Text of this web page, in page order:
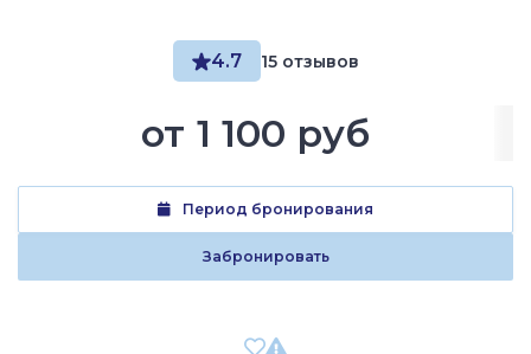
4.7 15 отзывов
от 1 100 руб
Период бронирования
Забронировать